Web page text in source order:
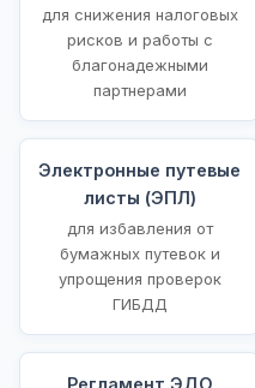
для снижения налоговых
рисков и работы с
благонадежными
партнерами
Электронные путевые
листы (ЭПЛ)
для избавления от
бумажных путевок и
упрощения проверок
ГИБДД
Регламент ЭДО